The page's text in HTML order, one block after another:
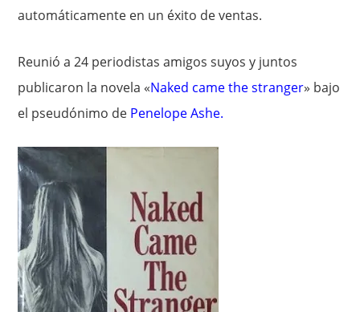
automáticamente en un éxito de ventas.
Reunió a 24 periodistas amigos suyos y juntos
publicaron la novela «Naked came the stranger» bajo
el pseudónimo de Penelope Ashe.